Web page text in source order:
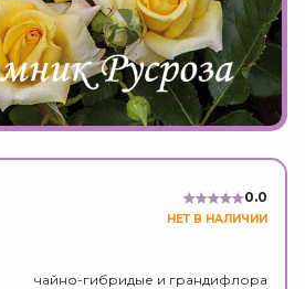
0.0
НЕТ В НАЛИЧИИ
чайно-гибридые и грандифлора